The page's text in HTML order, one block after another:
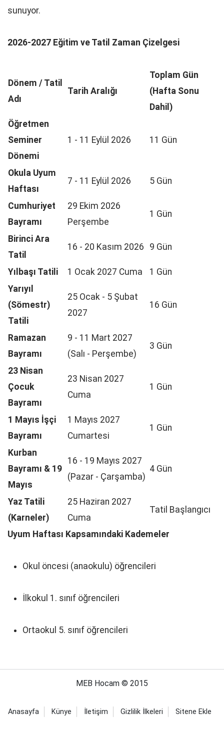
sunuyor.
2026-2027 Eğitim ve Tatil Zaman Çizelgesi
Dönem / Tatil
Adı
Tarih Aralığı
Toplam Gün
(Hafta Sonu
Dahil)
Öğretmen
Seminer
Dönemi
1 - 11 Eylül 2026 11 Gün
Okula Uyum
Haftası
7 - 11 Eylül 2026 5 Gün
Cumhuriyet
Bayramı
29 Ekim 2026
Perşembe
1 Gün
Birinci Ara
Tatil
16 - 20 Kasım 2026 9 Gün
Yılbaşı Tatili 1 Ocak 2027 Cuma
1 Gün
Yarıyıl
(Sömestr)
Tatili
25 Ocak - 5 Şubat
2027
16 Gün
Ramazan
Bayramı
9 - 11 Mart 2027
(Salı - Perşembe)
3 Gün
23 Nisan
Çocuk
Bayramı
23 Nisan 2027
Cuma
1 Gün
1 Mayıs İşçi
Bayramı
1 Mayıs 2027
Cumartesi
1 Gün
Kurban
Bayramı & 19
Mayıs
16 - 19 Mayıs 2027
(Pazar - Çarşamba)
4 Gün
Yaz Tatili
(Karneler)
25 Haziran 2027
Cuma
Tatil Başlangıcı
Uyum Haftası Kapsamındaki Kademeler
Okul öncesi (anaokulu) öğrencileri
İlkokul 1. sınıf öğrencileri
Ortaokul 5. sınıf öğrencileri
MEB Hocam © 2015
Anasayfa Künye İletişim Gizlilik İlkeleri Sitene Ekle